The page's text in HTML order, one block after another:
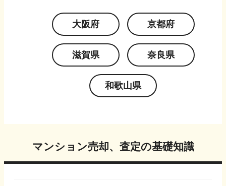
大阪府 京都府
滋賀県 奈良県
和歌山県
マンション売却、査定の基礎知識